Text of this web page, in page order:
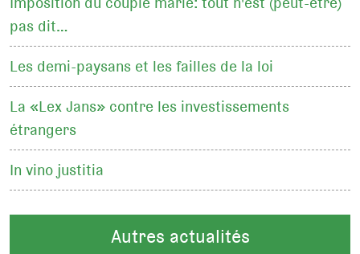
pas dit…
Les demi-paysans et les failles de la loi
La «Lex Jans» contre les investissements
étrangers
In vino justitia
Autres actualités